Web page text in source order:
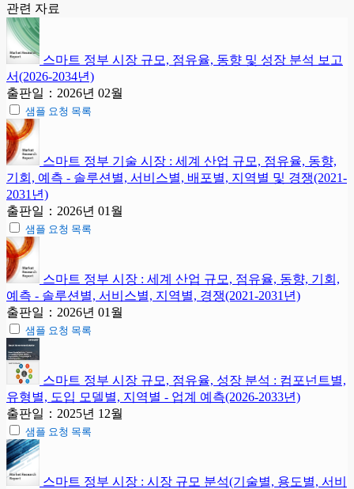
관련 자료
스마트 정부 시장 규모, 점유율, 동향 및 성장 분석 보고
서(2026-2034년)
출판일：2026년 02월
샘플 요청 목록
스마트 정부 기술 시장 : 세계 산업 규모, 점유율, 동향,
기회, 예측 - 솔루션별, 서비스별, 배포별, 지역별 및 경쟁(2021-
2031년)
출판일：2026년 01월
샘플 요청 목록
스마트 정부 시장 : 세계 산업 규모, 점유율, 동향, 기회,
예측 - 솔루션별, 서비스별, 지역별, 경쟁(2021-2031년)
출판일：2026년 01월
샘플 요청 목록
스마트 정부 시장 규모, 점유율, 성장 분석 : 컴포넌트별,
유형별, 도입 모델별, 지역별 - 업계 예측(2026-2033년)
출판일：2025년 12월
샘플 요청 목록
스마트 정부 시장 : 시장 규모 분석(기술별, 용도별, 서비